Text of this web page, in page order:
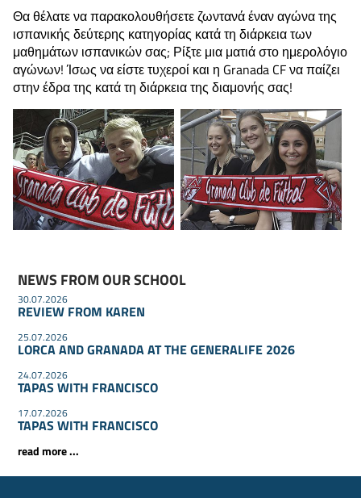
Θα θέλατε να παρακολουθήσετε ζωντανά έναν αγώνα της
ισπανικής δεύτερης κατηγορίας κατά τη διάρκεια των
μαθημάτων ισπανικών σας; Ρίξτε μια ματιά στο ημερολόγιο
αγώνων! Ίσως να είστε τυχεροί και η Granada CF να παίζει
στην έδρα της κατά τη διάρκεια της διαμονής σας!
NEWS FROM OUR SCHOOL
30.07.2026
REVIEW FROM KAREN
25.07.2026
LORCA AND GRANADA AT THE GENERALIFE 2026
24.07.2026
TAPAS WITH FRANCISCO
17.07.2026
TAPAS WITH FRANCISCO
read more ...